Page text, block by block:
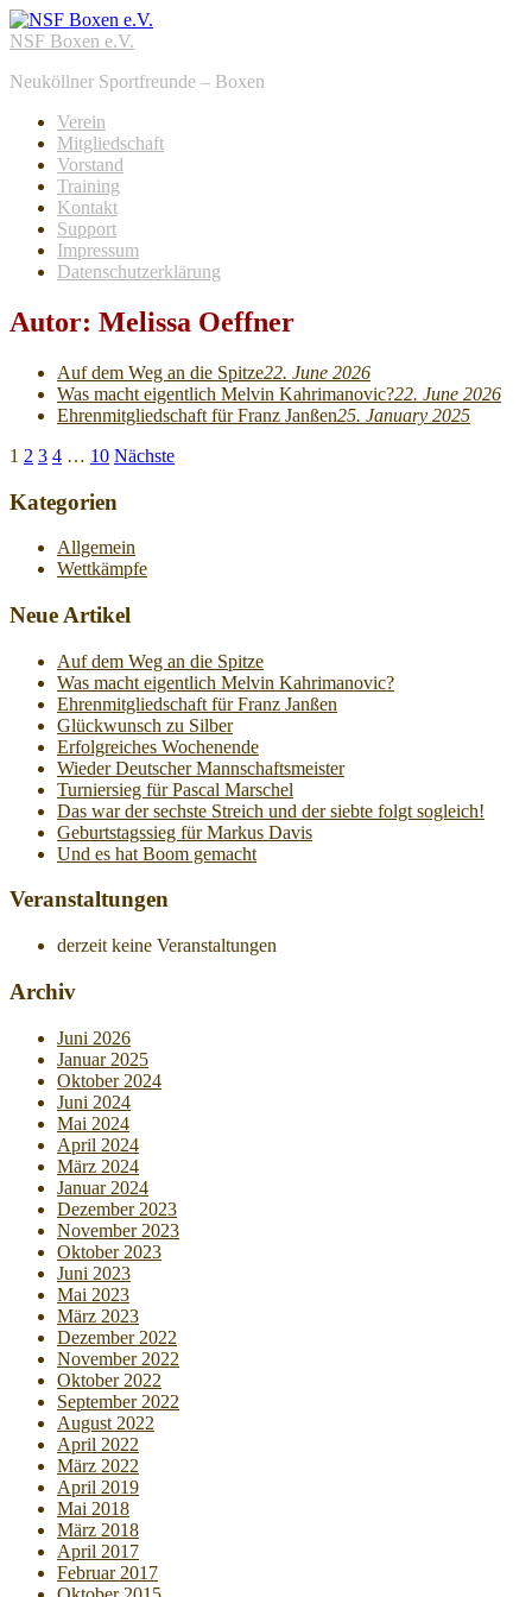
NSF Boxen e.V.
Neuköllner Sportfreunde – Boxen
Verein
Mitgliedschaft
Vorstand
Training
Kontakt
Support
Impressum
Datenschutzerklärung
Autor: Melissa Oeffner
Auf dem Weg an die Spitze22. June 2026
Was macht eigentlich Melvin Kahrimanovic?22. June 2026
Ehrenmitgliedschaft für Franz Janßen25. January 2025
Seitennummerierung
der
Beiträge
1 2 3 4 … 10 Nächste
Kategorien
Allgemein
Wettkämpfe
Neue Artikel
Auf dem Weg an die Spitze
Was macht eigentlich Melvin Kahrimanovic?
Ehrenmitgliedschaft für Franz Janßen
Glückwunsch zu Silber
Erfolgreiches Wochenende
Wieder Deutscher Mannschaftsmeister
Turniersieg für Pascal Marschel
Das war der sechste Streich und der siebte folgt sogleich!
Geburtstagssieg für Markus Davis
Und es hat Boom gemacht
Veranstaltungen
derzeit keine Veranstaltungen
Archiv
Juni 2026
Januar 2025
Oktober 2024
Juni 2024
Mai 2024
April 2024
März 2024
Januar 2024
Dezember 2023
November 2023
Oktober 2023
Juni 2023
Mai 2023
März 2023
Dezember 2022
November 2022
Oktober 2022
September 2022
August 2022
April 2022
März 2022
April 2019
Mai 2018
März 2018
April 2017
Februar 2017